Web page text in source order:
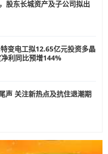
股东长城资产及子公司拟出
变电工拟12.65亿元投资多晶
利同比预增144%
声 关注新热点及抗住退潮期